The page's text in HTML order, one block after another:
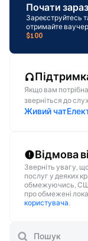
Почати зараз
Зареєструйтесь
отримайте
$100
Якщо вам
зверніться до
Живий чат
Відмова
Зверніть увагу,
послуг у деяких
обмежуючись,
про обмежені
користувача.